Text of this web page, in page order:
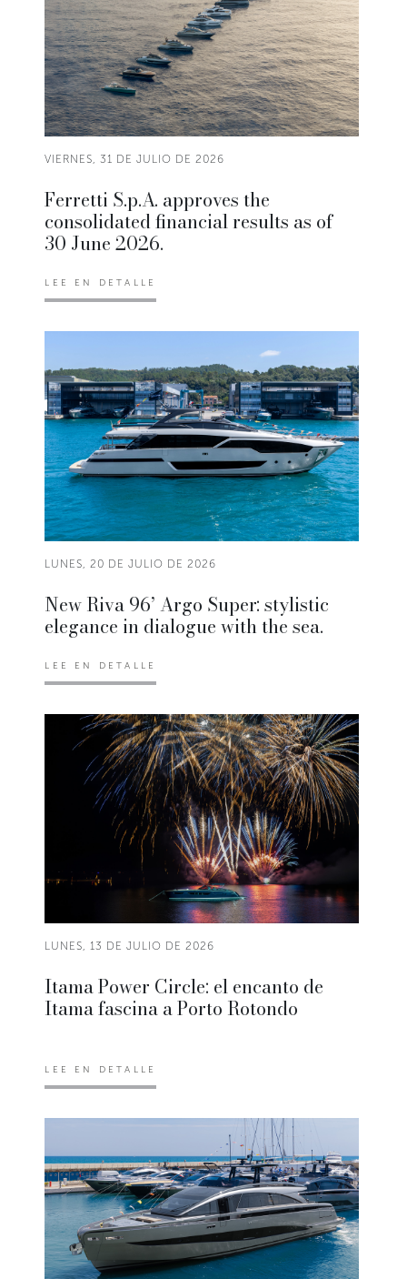
VIERNES, 31 DE JULIO DE 2026
Ferretti S.p.A. approves the
consolidated financial results as of
30 June 2026.
LEE EN DETALLE
LUNES, 20 DE JULIO DE 2026
New Riva 96’ Argo Super: stylistic
elegance in dialogue with the sea.
LEE EN DETALLE
LUNES, 13 DE JULIO DE 2026
Itama Power Circle: el encanto de
Itama fascina a Porto Rotondo
LEE EN DETALLE